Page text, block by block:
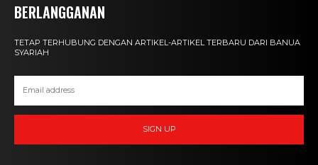
BERLANGGANAN
TETAP TERHUBUNG DENGAN ARTIKEL-ARTIKEL TERBARU DARI BANUA
SYARIAH
SIGN UP